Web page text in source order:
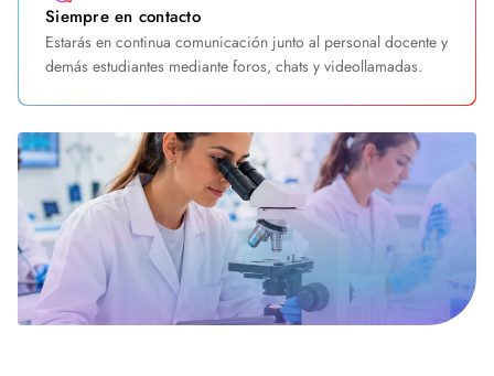
Siempre en contacto
Estarás en continua comunicación junto al personal docente y
demás estudiantes mediante foros, chats y videollamadas.